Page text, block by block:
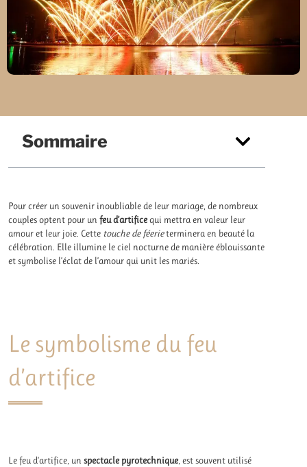
Sommaire
Pour créer un souvenir inoubliable de leur mariage, de nombreux
couples optent pour unfeu d’artificequi mettra en valeur leur
amour et leur joie. Cette touche de féerieterminera en beauté la
célébration. Elle illumine le ciel nocturne de manière éblouissante
et symbolise l’éclat de l’amour qui unit les mariés.
Le symbolisme du feu
d’artifice
Le feu d’artifice, unspectacle pyrotechnique, est souvent utilisé